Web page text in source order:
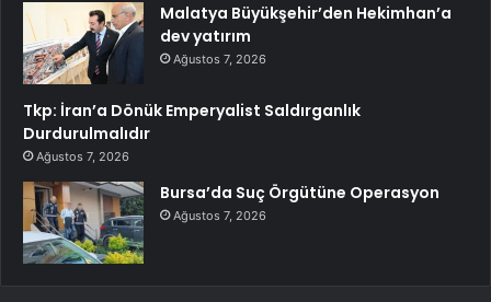
Malatya Büyükşehir’den Hekimhan’a
dev yatırım
Ağustos 7, 2026
Tkp: İran’a Dönük Emperyalist Saldırganlık
Durdurulmalıdır
Ağustos 7, 2026
Bursa’da Suç Örgütüne Operasyon
Ağustos 7, 2026